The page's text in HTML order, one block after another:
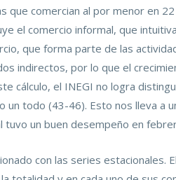
comercian al por menor en
el comercio informal, que
que forma parte de las
indirectos, por lo que el
cálculo, el INEGI no logra
todo (43-46). Esto nos lleva a
un buen desempeño en
con las series estacionales.